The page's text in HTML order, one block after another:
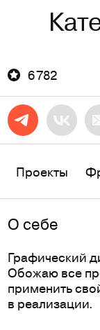
6 782
Проекты
O себе
Графический
Обожаю все
применить
в реализации.